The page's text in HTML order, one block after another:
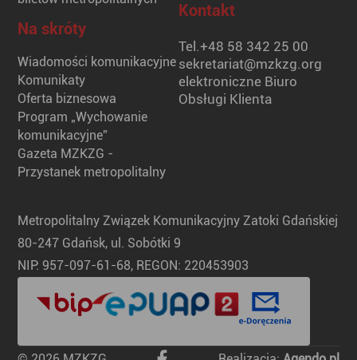
Na skróty
Wiadomości komunikacyjne
Komunikaty
Oferta biznesowa
Program „Wychowanie
komunikacyjne”
Gazeta MZKZG -
Przystanek metropolitalny
Kontakt
Tel.+48 58 342 25 00
sekretariat@mzkzg.org
elektroniczne Biuro
Obsługi Klienta
Metropolitalny Związek Komunikacyjny Zatoki Gdańskiej
80-247 Gdańsk, ul. Sobótki 9
NIP: 957-097-61-68, REGON: 220453903